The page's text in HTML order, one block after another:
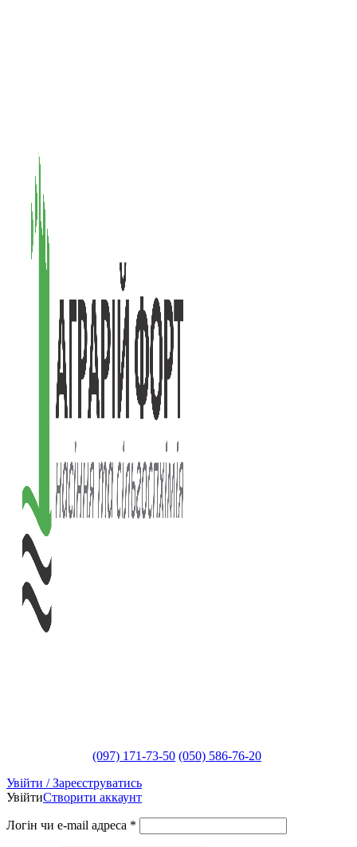
(097) 171-73-50 (050) 586-76-20
Увійти / Зареєструватись
УвійтиСтворити аккаунт
Логін чи e-mail адреса *